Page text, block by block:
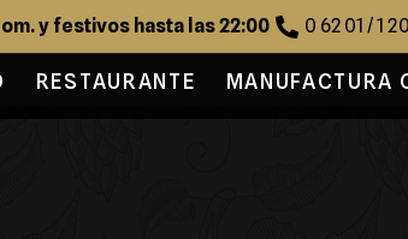
y festivos hasta las 22:00 0 62 01 / 1
RESTAURANTE MANUFACTURA